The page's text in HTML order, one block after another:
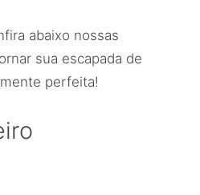
abaixo nossas
sua escapada de
perfeita!